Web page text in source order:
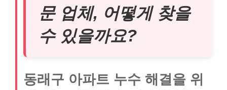
문 업체, 어떻게 찾을
수 있을까요?
동래구 아파트 누수 해결을 위